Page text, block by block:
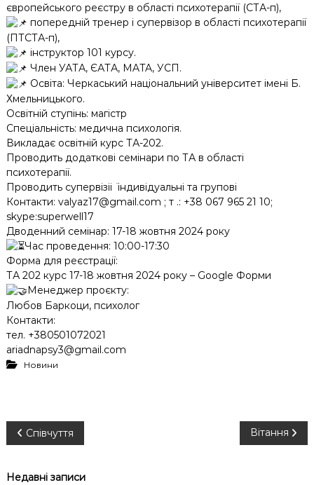
європейського реєстру в області психотерапії (СТА-п),
попередній тренер і супервізор в області психотерапії
(ПТСТА-п),
інструктор 101 курсу.
Член УАТА, ЄАТА, MATA, УСП.
Освіта: Черкаський національний університет імені Б.
Хмельницького.
Освітній ступінь: магістр
Спеціальність: медична психологія.
Викладає освітній курс ТА-202.
Проводить додаткові семінари по ТА в області
психотерапії.
Проводить супервізіі ̈ індивідуальні та групові
Контакти: valyaz17@gmail.com ; т .: +38 067 965 21 10;
skype:superwell17
Дводенний семінар: 17-18 жовтня 2024 року
Час проведення: 10:00-17:30
Форма для реєстрації:
ТА 202 курс 17-18 жовтня 2024 року – Google Форми
Менеджер проєкту:
Любов Баркоци, психолог
Контакти:
тел. +380501072021
ariadnapsy3@gmail.com
Новини
Н
а
Співчуття Вітання
Недавні записи